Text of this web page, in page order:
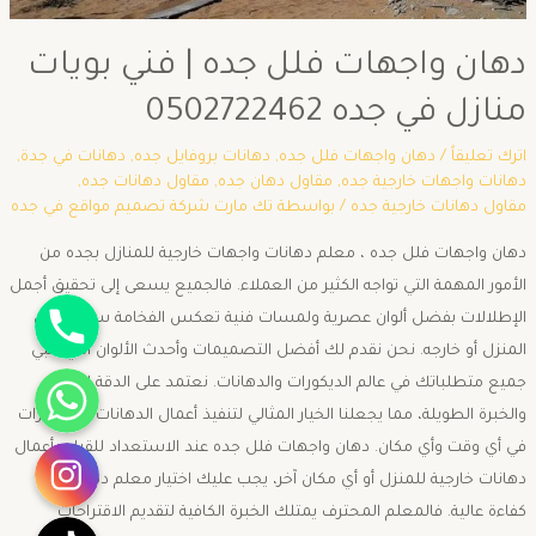
دهان واجهات فلل جده | فني بويات
منازل في جده 0502722462
اترك تعليقاً / دهان واجهات فلل جده, دهانات بروفايل جده, دهانات في جدة,
دهانات واجهات خارجية جده, مقاول دهان جده, مقاول دهانات جده,
مقاول دهانات خارجية جده / بواسطة تك مارت شركة تصميم مواقع في جده
دهان واجهات فلل جده ، معلم دهانات واجهات خارجية للمنازل بجده من
الأمور المهمة التي تواجه الكثير من العملاء. فالجميع يسعى إلى تحقيق أجمل
الإطلالات بفضل ألوان عصرية ولمسات فنية تعكس الفخامة سواء داخل
المنزل أو خارجه. نحن نقدم لك أفضل التصميمات وأحدث الألوان التي تلبي
جميع متطلباتك في عالم الديكورات والدهانات. نعتمد على الدقة العالية
والخبرة الطويلة، مما يجعلنا الخيار المثالي لتنفيذ أعمال الدهانات والديكورات
في أي وقت وأي مكان. دهان واجهات فلل جده عند الاستعداد للقيام بأعمال
دهانات خارجية للمنزل أو أي مكان آخر، يجب عليك اختيار معلم دهانات ذو
كفاءة عالية. فالمعلم المحترف يمتلك الخبرة الكافية لتقديم الاقتراحات
جوال
واتساب
انستقرام
تيك توك